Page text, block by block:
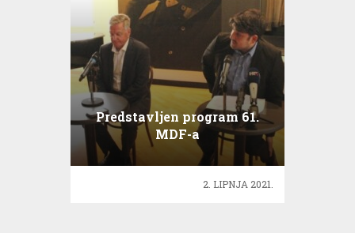
Predstavljen program 61.
MDF-a
2. LIPNJA 2021.